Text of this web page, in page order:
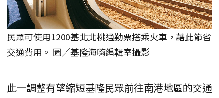
民眾可使用1200基北北桃通勤票搭乘火車，藉此節省
交通費用。 圖／基隆海嗨編輯室攝影
此一調整有望縮短基隆民眾前往南港地區的交通